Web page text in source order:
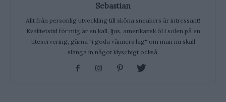
Sebastian
Allt från personlig utveckling till sköna sneakers är intressant!
Kvalitetstid för mig är en kall, ljus, amerikansk öl i solen på en
uteservering, gärna "i goda vänners lag" om man nu skall
slänga in något klyschigt också.